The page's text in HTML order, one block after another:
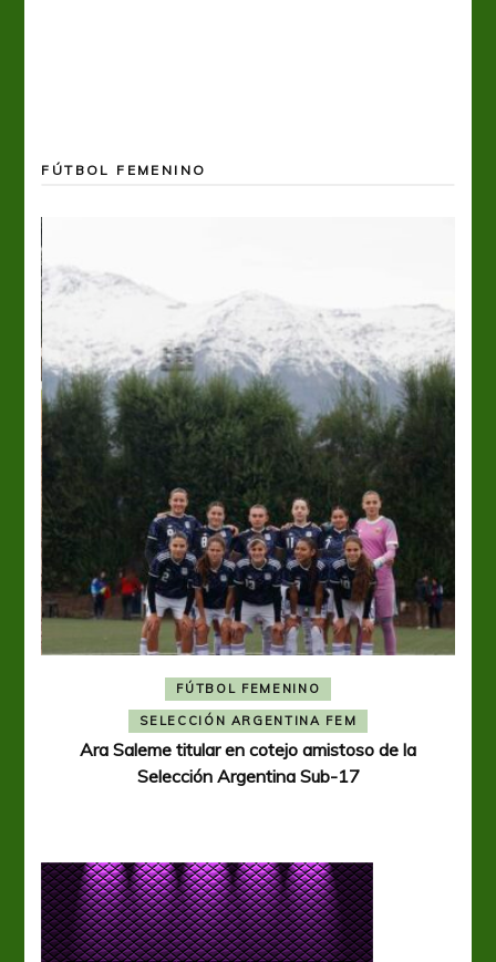
FÚTBOL FEMENINO
FÚTBOL FEMENINO
SELECCIÓN ARGENTINA FEM
Ara Saleme titular en cotejo amistoso de la
Selección Argentina Sub-17